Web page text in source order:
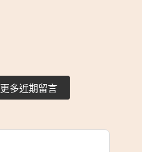
更多近期留言